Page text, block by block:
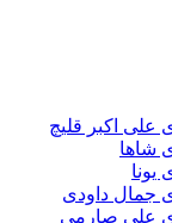
علی اکبر قلیچ
شاها
یونا
جمال داودی
علی صارمی